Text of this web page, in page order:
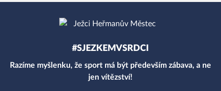
#SJEZKEMVSRDCI
Razíme myšlenku, že sport má být především zábava, a ne
jen vítězství!